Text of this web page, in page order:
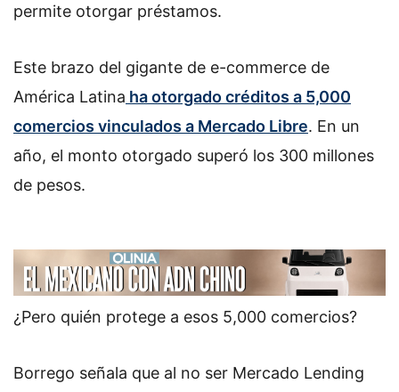
permite otorgar préstamos.
Este brazo del gigante de e-commerce de
América Latina ha otorgado créditos a 5,000
comercios vinculados a Mercado Libre. En un
año, el monto otorgado superó los 300 millones
de pesos.
¿Pero quién protege a esos 5,000 comercios?
Borrego señala que al no ser Mercado Lending